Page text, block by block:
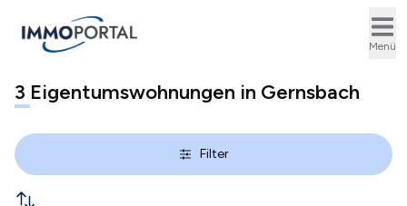
Menü
3 Eigentumswohnungen in Gernsbach
Filter